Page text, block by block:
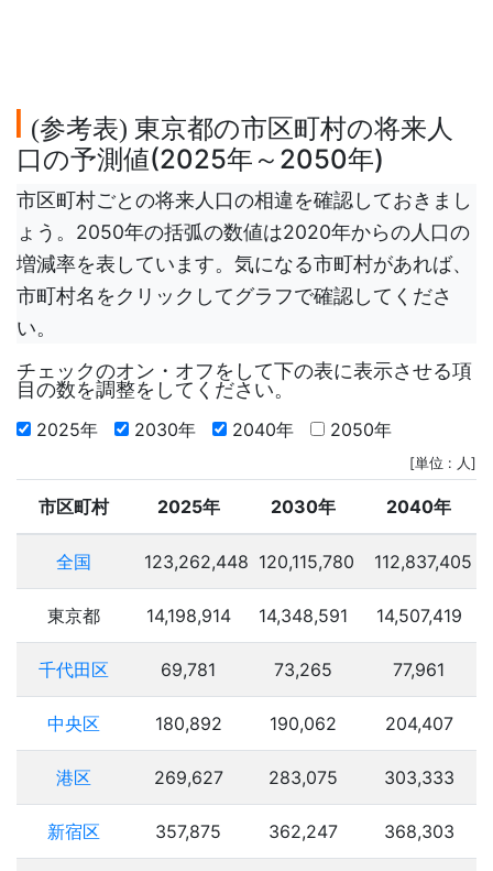
(参考表) 東京都の市区町村の将来人
口の予測値(2025年～2050年)
市区町村ごとの将来人口の相違を確認しておきまし
ょう。2050年の括弧の数値は2020年からの人口の
増減率を表しています。気になる市町村があれば、
市町村名をクリックしてグラフで確認してくださ
い。
チェックのオン・オフをして下の表に表示させる項
目の数を調整をしてください。
2025年 2030年 2040年 2050年
[単位 : 人]
市区町村 2025年 2030年 2040年
全国 123,262,448 120,115,780 112,837,405
東京都 14,198,914 14,348,591 14,507,419
千代田区 69,781 73,265 77,961
中央区 180,892 190,062 204,407
港区 269,627 283,075 303,333
新宿区 357,875 362,247 368,303